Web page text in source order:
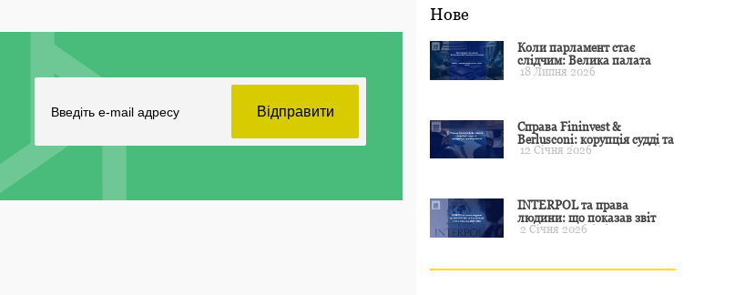
Нове
Коли парламент стає
слідчим: Велика палата
ЄСПЛ окреслила межі
18 Липня 2026
Справа Fininvest &
Berlusconi: корупція судді та
презумпція невинуватості
12 Січня 2026
INTERPOL та права
людини: що показав звіт
CCF за 2024 рік і чого чекати
2 Січня 2026